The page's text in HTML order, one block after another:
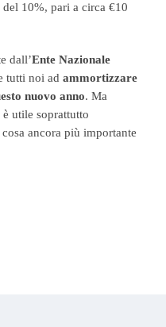
10%, pari a circa €10
dall’Ente Nazionale
tutti noi ad ammortizzare
nuovo anno. Ma
utile soprattutto
cosa ancora più importante